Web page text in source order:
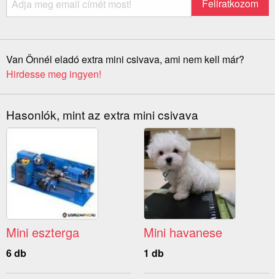
Van Önnél eladó extra mini csivava, ami nem kell már?
Hirdesse meg ingyen!
Hasonlók, mint az extra mini csivava
Mini eszterga
6 db
Mini havanese
1 db